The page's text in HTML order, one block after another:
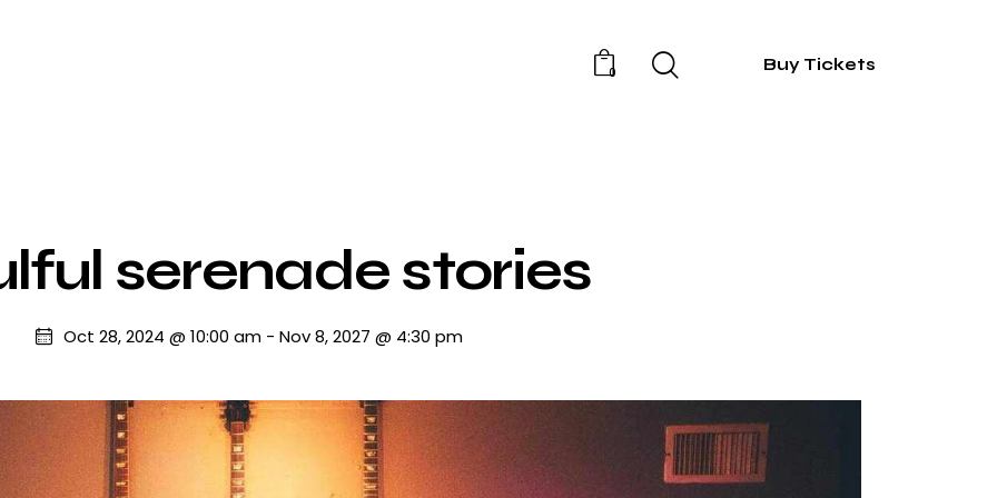
0 Buy Tickets
serenade stories
Oct 28, 2024 @ 10:00 am - Nov 8, 2027 @ 4:30 pm